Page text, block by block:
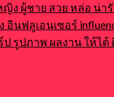
ญิง ผู้ชาย สวย หล่อ น่า
นฟลูเอนเซอร์
ป รูปภาพ ผลงาน ให้ได้